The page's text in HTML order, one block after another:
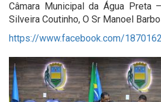
Câmara Municipal da Água Preta
Silveira Coutinho, O Sr Manoel
https://www.facebook.com/